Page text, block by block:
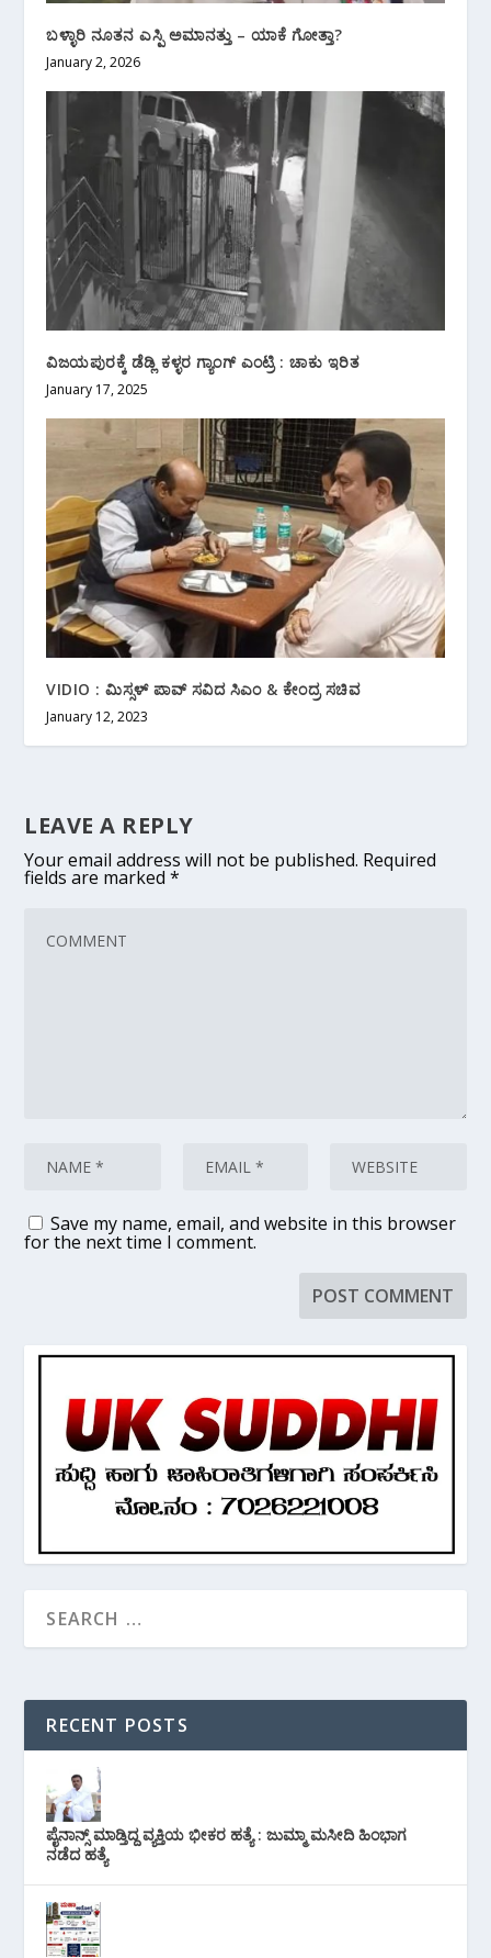
ಬಳ್ಳಾರಿ ನೂತನ‌ ಎಸ್ಪಿ‌ ಅಮಾನತ್ತು – ಯಾಕೆ ಗೋತ್ತಾ?
January 2, 2026
ವಿಜಯಪುರಕ್ಕೆ ಡೆಡ್ಲಿ ಕಳ್ಳರ ಗ್ಯಾಂಗ್ ಎಂಟ್ರಿ : ಚಾಕು ಇರಿತ
January 17, 2025
VIDIO : ಮಿಸ್ಸಳ್ ಪಾವ್ ಸವಿದ ಸಿಎಂ & ಕೇಂದ್ರ ಸಚಿವ
January 12, 2023
LEAVE A REPLY
Your email address will not be published. Required
fields are marked*
Save my name, email, and website in this browser
for the next time I comment.
RECENT POSTS
ಪೈನಾನ್ಸ್ ಮಾಡ್ತಿದ್ದ ವ್ಯಕ್ತಿಯ ಭೀಕರ‌ ಹತ್ಯೆ : ಜುಮ್ಮಾ ಮಸೀದಿ ಹಿಂಭಾಗ
ನಡೆದ ಹತ್ಯೆ